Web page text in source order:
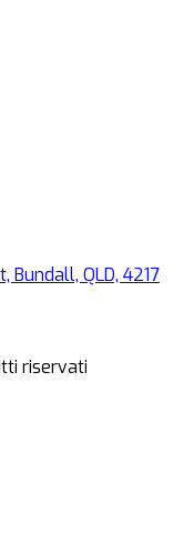
Bundall, QLD, 4217
riservati